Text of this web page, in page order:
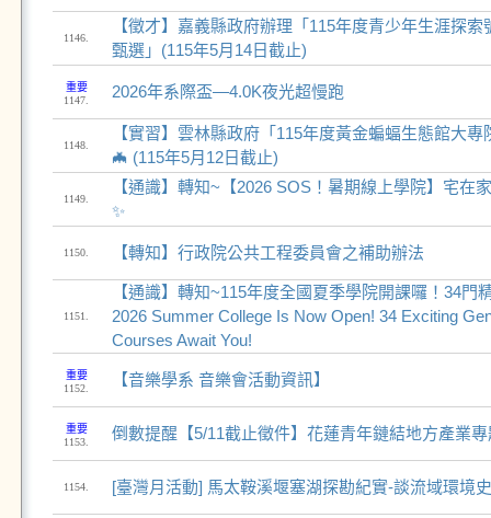
1146.
【徵才】嘉義縣政府辦理「115年度青少年生涯探
甄選」(115年5月14日截止)
重要
1147.
2026年系際盃—4.0K夜光超慢跑
1148.
【實習】雲林縣政府「115年度黃金蝙蝠生態館大
🦇 (115年5月12日截止)
1149.
【通識】轉知~【2026 SOS！暑期線上學院】宅在
✨
1150. 【轉知】行政院公共工程委員會之補助辦法
1151.
【通識】轉知~115年度全國夏季學院開課囉！34門
2026 Summer College Is Now Open! 34 Exciting
Courses Await You!
重要
1152.
【音樂學系 音樂會活動資訊】
重要
1153.
倒數提醒【5/11截止徵件】花蓮青年鏈結地方產業
1154. [臺灣月活動] 馬太鞍溪堰塞湖探勘紀實-談流域環境